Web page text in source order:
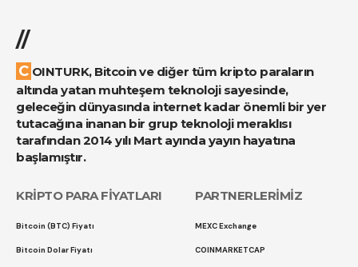
//
COINTURK, Bitcoin ve diğer tüm kripto paraların
altında yatan muhteşem teknoloji sayesinde,
geleceğin dünyasında internet kadar önemli bir yer
tutacağına inanan bir grup teknoloji meraklısı
tarafından 2014 yılı Mart ayında yayın hayatına
başlamıştır.
KRİPTO PARA FİYATLARI
Bitcoin (BTC) Fiyatı
Bitcoin Dolar Fiyatı
PARTNERLERİMİZ
MEXC Exchange
COINMARKETCAP